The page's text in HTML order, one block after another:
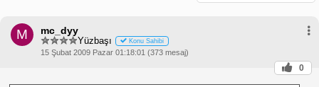
M mc_dyy
Yüzbaşı Konu Sahibi
15 Şubat 2009 Pazar 01:18:01 (373 mesaj)
0